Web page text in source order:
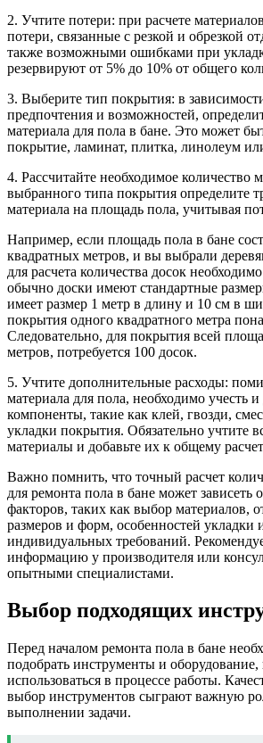
2. Учтите потери: при расчете
потери, связанные с резкой и обрезкой
также возможными ошибками при
резервируют от 5% до 10% от общего
3. Выберите тип покрытия: в
предпочтения и возможностей,
материала для пола в бане. Это может
покрытие, ламинат, плитка, линолеум
4. Рассчитайте необходимое количество
выбранного типа покрытия определите
материала на площадь пола, учитывая
Например, если площадь пола в бане
квадратных метров, и вы выбрали
для расчета количества досок
обычно доски имеют стандартные
имеет размер 1 метр в длину и 10 см в
покрытия одного квадратного метра
Следовательно, для покрытия всей
метров, потребуется 100 досок.
5. Учтите дополнительные расходы:
материала для пола, необходимо учесть
компоненты, такие как клей, гвозди,
укладки покрытия. Обязательно учтите
материалы и добавьте их к общему
Важно помнить, что точный расчет
для ремонта пола в бане может зависеть
факторов, таких как выбор материалов,
размеров и форм, особенностей укладки
индивидуальных требований.
информацию у производителя или
опытными специалистами.
Выбор подходящих
Перед началом ремонта пола в бане
подобрать инструменты и оборудование,
использоваться в процессе работы.
выбор инструментов сыграют важную
выполнении задачи.